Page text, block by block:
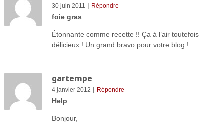
30 juin 2011 | Répondre
foie gras
Étonnante comme recette !! Ça à l’air toutefois
délicieux ! Un grand bravo pour votre blog !
gartempe
4 janvier 2012 | Répondre
Help
Bonjour,